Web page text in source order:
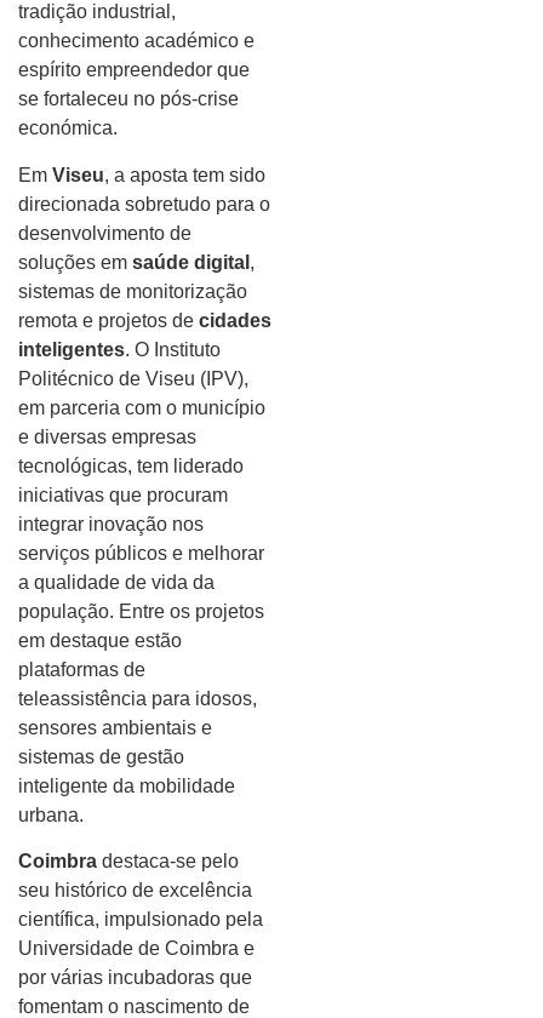
tradição industrial,
conhecimento académico e
espírito empreendedor que
se fortaleceu no pós-crise
económica.
Em Viseu, a aposta tem sido
direcionada sobretudo para o
desenvolvimento de
soluções em saúde digital ,
sistemas de monitorização
remota e projetos de cidades
inteligentes. O Instituto
Politécnico de Viseu (IPV),
em parceria com o município
e diversas empresas
tecnológicas, tem liderado
iniciativas que procuram
integrar inovação nos
serviços públicos e melhorar
a qualidade de vida da
população. Entre os projetos
em destaque estão
plataformas de
teleassistência para idosos,
sensores ambientais e
sistemas de gestão
inteligente da mobilidade
urbana.
Coimbra destaca-se pelo
seu histórico de excelência
científica, impulsionado pela
Universidade de Coimbra e
por várias incubadoras que
fomentam o nascimento de